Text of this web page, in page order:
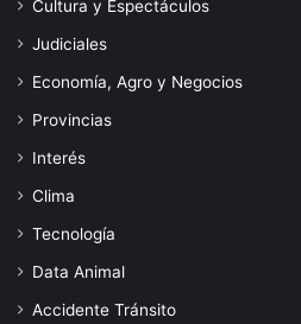
Cultura y Espectáculos
Judiciales
Economía, Agro y Negocios
Provincias
Interés
Clima
Tecnología
Data Animal
Accidente Tránsito